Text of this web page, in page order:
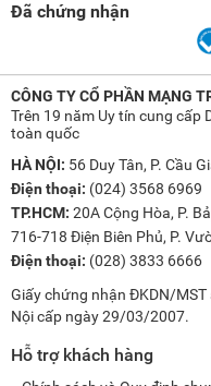
Đã chứng nhận
CÔNG TY CỔ PHẦN MẠNG
Trên 19 năm Uy tín cung cấp
toàn quốc
HÀ NỘI: 56 Duy Tân, P. Cầu
Điện thoại: (024) 3568 6969
TP.HCM: 20A Cộng Hòa, P.
716-718 Điện Biên Phủ, P.
Điện thoại: (028) 3833 6666
Giấy chứng nhận ĐKDN/MST
Nội cấp ngày 29/03/2007.
Hỗ trợ khách hàng